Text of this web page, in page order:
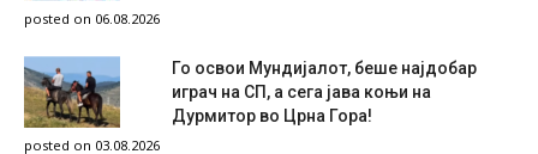
posted on 06.08.2026
Го освои Мундијалот, беше најдобар
играч на СП, а сега јава коњи на
Дурмитор во Црна Гора!
posted on 03.08.2026